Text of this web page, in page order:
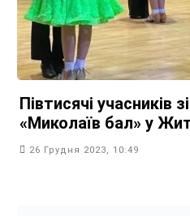
Півтисячі учасників
«Миколаїв бал» у
26 Грудня 2023, 10:49